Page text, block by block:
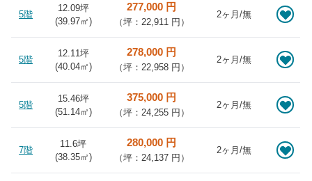
5階
12.09坪
(39.97㎡)
277,000 円
（坪：22,911 円）
2ヶ月/無
5階
12.11坪
(40.04㎡)
278,000 円
（坪：22,958 円）
2ヶ月/無
5階
15.46坪
(51.14㎡)
375,000 円
（坪：24,255 円）
2ヶ月/無
7階
11.6坪
(38.35㎡)
280,000 円
（坪：24,137 円）
2ヶ月/無